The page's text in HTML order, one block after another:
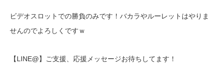
ビデオスロットでの勝負のみです！バカラやルーレットはやりま
せんのでよろしくですｗ
【LINE@】ご支援、応援メッセージお待ちしてます！